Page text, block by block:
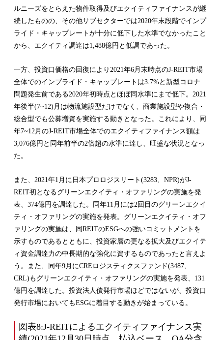
ルニーズをとらえた物件取得及びエクイティファイナンスが継
続したものの、その他サブセクターでは2020年末段階でインプ
ライド・キャップレートが十分に低下した水準でなかったこと
から、エクイティ調達は1,488億円と低調であった。
一方、投資口価格の回復により2021年6月末時点のJ-REIT市場
全体でのインプライド・キャップレートは3.7%と新型コロナ
問題発生前である2020年初時点とほぼ同水準にまで低下。2021
年後半(7~12)月は物流施設型だけでなく、商業施設型や複合・
総合型でも公募増資を実施する動きとなった。これにより、同
年7~12月のJ-REIT市場全体でのエクイティファイナンス額は
3,076億円と同年前半の2倍超の水準に達し、旺盛な状況となっ
た。
また、2021年1月に日本プロロジスリート(3283、NPR)がJ-
REIT初となるグリーンエクイティ・オファリングの実施を発
表、374億円を調達した。同年11月には2回目のグリーンエクイ
ティ・オファリングの実施を発表。グリーンエクイティ・オフ
ァリングの実施は、同REITのESGへの強いコミットメントを
示すものであるとともに、投資家層の更なる拡大及びエクイテ
ィ資金調達力の中長期的な強化に資するものであったと言えよ
う。また、同年9月にCREロジスティクスファンド(3487、
CRL)もグリーンエクイティ・オファリングの実施を発表、131
億円を調達した。投資法人債発行市場ほどではないが、投資口
発行市場においてもESGに着目する動きが始まっている。
図表8:J-REITによるエクイティファイナンス実